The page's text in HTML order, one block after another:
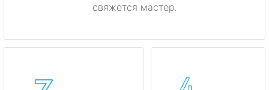
свяжется мастер.